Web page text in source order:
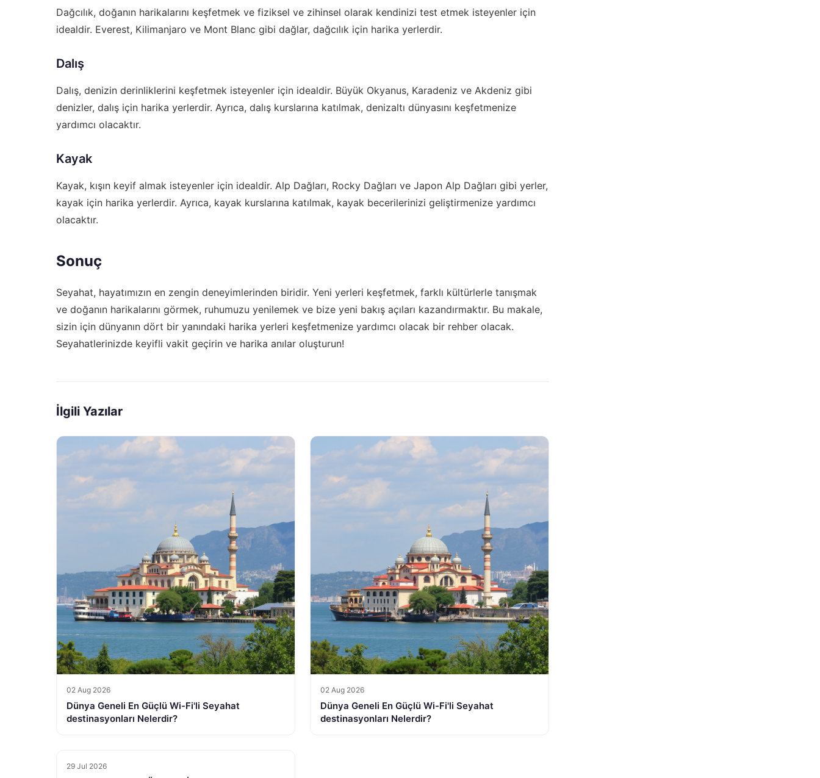
Dağcılık, doğanın harikalarını keşfetmek ve fiziksel ve zihinsel olarak kendinizi test etmek isteyenler için
idealdir. Everest, Kilimanjaro ve Mont Blanc gibi dağlar, dağcılık için harika yerlerdir.
Dalış
Dalış, denizin derinliklerini keşfetmek isteyenler için idealdir. Büyük Okyanus, Karadeniz ve Akdeniz gibi
denizler, dalış için harika yerlerdir. Ayrıca, dalış kurslarına katılmak, denizaltı dünyasını keşfetmenize
yardımcı olacaktır.
Kayak
Kayak, kışın keyif almak isteyenler için idealdir. Alp Dağları, Rocky Dağları ve Japon Alp Dağları gibi yerler,
kayak için harika yerlerdir. Ayrıca, kayak kurslarına katılmak, kayak becerilerinizi geliştirmenize yardımcı
olacaktır.
Sonuç
Seyahat, hayatımızın en zengin deneyimlerinden biridir. Yeni yerleri keşfetmek, farklı kültürlerle tanışmak
ve doğanın harikalarını görmek, ruhumuzu yenilemek ve bize yeni bakış açıları kazandırmaktır. Bu makale,
sizin için dünyanın dört bir yanındaki harika yerleri keşfetmenize yardımcı olacak bir rehber olacak.
Seyahatlerinizde keyifli vakit geçirin ve harika anılar oluşturun!
İlgili Yazılar
02 Aug 2026
Dünya Geneli En Güçlü Wi-Fi'li Seyahat
destinasyonları Nelerdir?
02 Aug 2026
Dünya Geneli En Güçlü Wi-Fi'li Seyahat
destinasyonları Nelerdir?
29 Jul 2026